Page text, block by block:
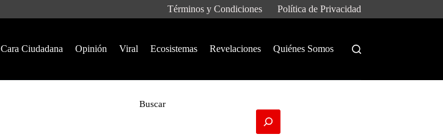
Términos y Condiciones Política de Privacidad
Cara Ciudadana Opinión Viral Ecosistemas Revelaciones Quiénes Somos
Buscar